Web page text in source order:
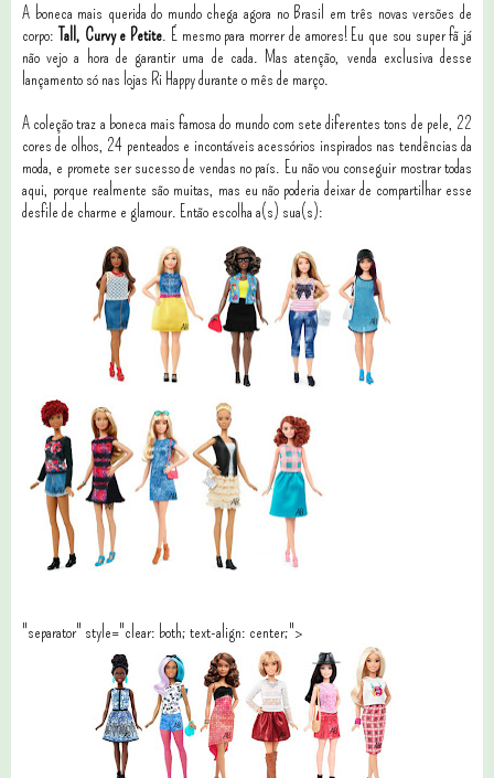
A boneca mais querida do mundo chega agora no Brasil emtrês novas versões de
corpo:Tall, Curvy e Petite. É mesmo para morrer de amores! Eu que sou super fã já
não vejo a hora de garantir uma de cada. Mas atenção, venda exclusiva desse
lançamento só nas lojas Ri Happy durante o mês de março.
A coleção traz a boneca mais famosa do mundo com sete diferentes tons de pele, 22
cores de olhos, 24 penteados e incontáveis acessórios inspirados nas tendências da
moda, e promete ser sucesso de vendas no país. Eu não vou conseguir mostrar todas
aqui, porque realmente são muitas, mas eu não poderia deixar de compartilhar esse
desfile de charme e glamour. Então escolha a(s) sua(s):
"separator" style="clear: both; text-align: center;">